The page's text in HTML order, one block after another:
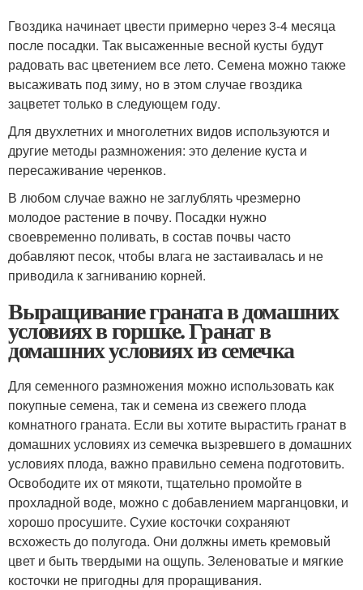
Гвоздика начинает цвести примерно через 3-4 месяца
после посадки. Так высаженные весной кусты будут
радовать вас цветением все лето. Семена можно также
высаживать под зиму, но в этом случае гвоздика
зацветет только в следующем году.
Для двухлетних и многолетних видов используются и
другие методы размножения: это деление куста и
пересаживание черенков.
В любом случае важно не заглублять чрезмерно
молодое растение в почву. Посадки нужно
своевременно поливать, в состав почвы часто
добавляют песок, чтобы влага не застаивалась и не
приводила к загниванию корней.
Выращивание граната в домашних
условиях в горшке. Гранат в
домашних условиях из семечка
Для семенного размножения можно использовать как
покупные семена, так и семена из свежего плода
комнатного граната. Если вы хотите вырастить гранат в
домашних условиях из семечка вызревшего в домашних
условиях плода, важно правильно семена подготовить.
Освободите их от мякоти, тщательно промойте в
прохладной воде, можно с добавлением марганцовки, и
хорошо просушите. Сухие косточки сохраняют
всхожесть до полугода. Они должны иметь кремовый
цвет и быть твердыми на ощупь. Зеленоватые и мягкие
косточки не пригодны для проращивания.